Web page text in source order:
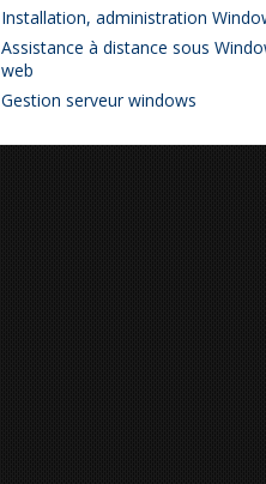
Installation, administration
Assistance à distance sous
web
Gestion serveur windows